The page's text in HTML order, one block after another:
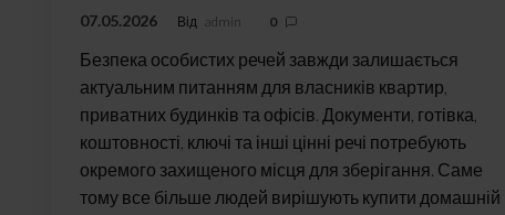
07.05.2026 Від admin 0
Безпека особистих речей завжди залишається
актуальним питанням для власників квартир,
приватних будинків та офісів. Документи, готівка,
коштовності, ключі та інші цінні речі потребують
окремого захищеного місця для зберігання. Саме
тому все більше людей вирішують купити домашній